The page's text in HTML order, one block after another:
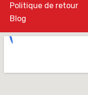
Politique de retour
Blog